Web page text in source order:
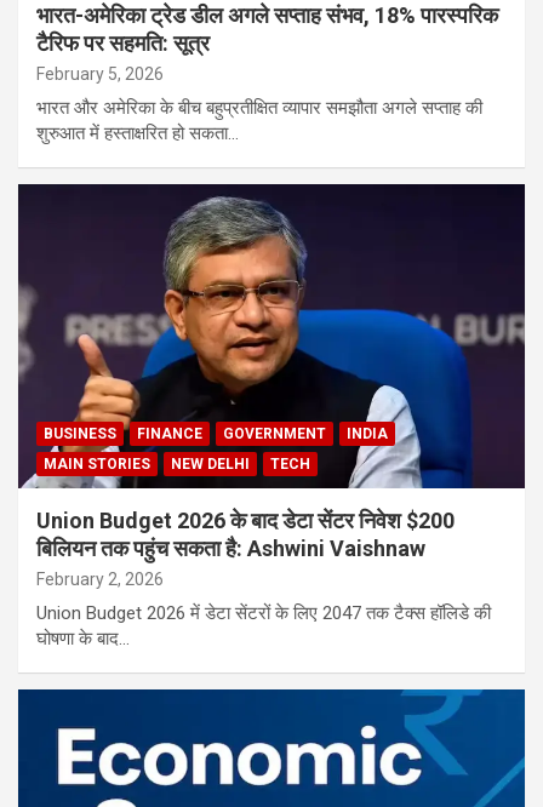
भारत-अमेरिका ट्रेड डील अगले सप्ताह संभव, 18% पारस्परिक
टैरिफ पर सहमति: सूत्र
February 5, 2026
भारत और अमेरिका के बीच बहुप्रतीक्षित व्यापार समझौता अगले सप्ताह की
शुरुआत में हस्ताक्षरित हो सकता…
BUSINESS FINANCE GOVERNMENT
INDIA
MAIN STORIES
NEW DELHI TECH
Union Budget 2026 के बाद डेटा सेंटर निवेश $200
बिलियन तक पहुंच सकता है: Ashwini Vaishnaw
February 2, 2026
Union Budget 2026 में डेटा सेंटरों के लिए 2047 तक टैक्स हॉलिडे की
घोषणा के बाद…